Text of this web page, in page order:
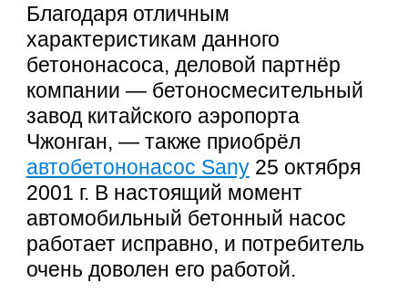
Благодаря отличным
характеристикам данного
бетононасоса, деловой партнёр
компании — бетоносмесительный
завод китайского аэропорта
Чжонган, — также приобрёл
автобетононасос Sany25 октября
2001 г. В настоящий момент
автомобильный бетонный насос
работает исправно, и потребитель
очень доволен его работой.